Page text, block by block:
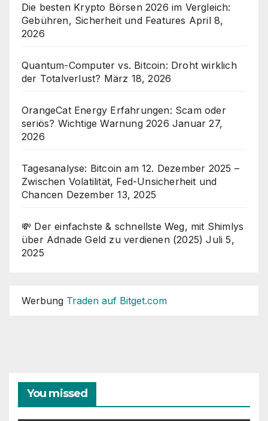
Die besten Krypto Börsen 2026 im Vergleich:
Gebühren, Sicherheit und Features April 8,
2026
Quantum-Computer vs. Bitcoin: Droht wirklich
der Totalverlust? März 18, 2026
OrangeCat Energy Erfahrungen: Scam oder
seriös? Wichtige Warnung 2026 Januar 27,
2026
Tagesanalyse: Bitcoin am 12. Dezember 2025 –
Zwischen Volatilität, Fed-Unsicherheit und
Chancen Dezember 13, 2025
💸 Der einfachste & schnellste Weg, mit Shimlys
über Adnade Geld zu verdienen (2025) Juli 5,
2025
Werbung Traden auf Bitget.com
You missed